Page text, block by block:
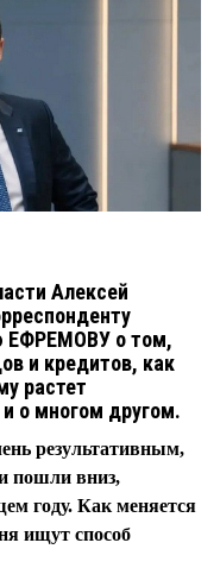
Алексей
ЕФРЕМОВУ о том,
и кредитов, как
растет
о многом другом.
результативным,
пошли вниз,
году. Как меняется
ищут способ